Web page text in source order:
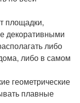
площадки,
декоративными
либо
либо в самом
геометрические
плавные